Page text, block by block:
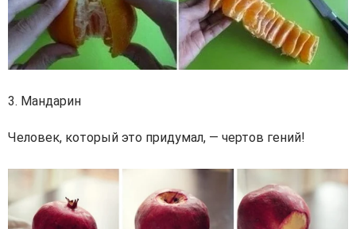
3. Мандарин
Человек, который это придумал, — чертов гений!